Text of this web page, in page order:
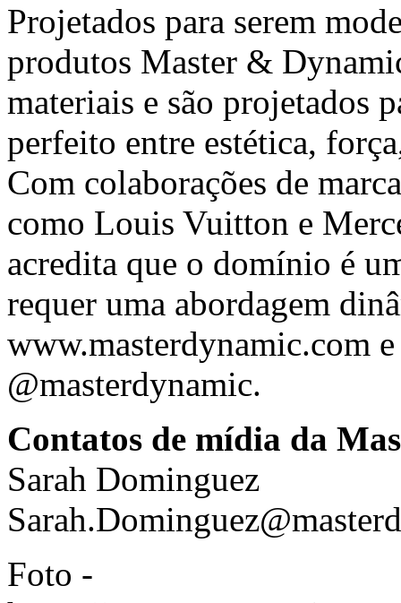
Projetados para serem
produtos Master &
materiais e são projetados
perfeito entre estética,
Com colaborações de
como Louis Vuitton e
acredita que o domínio é
requer uma abordagem
www.masterdynamic.com
@masterdynamic.
Contatos de mídia da
Sarah Dominguez
Foto -